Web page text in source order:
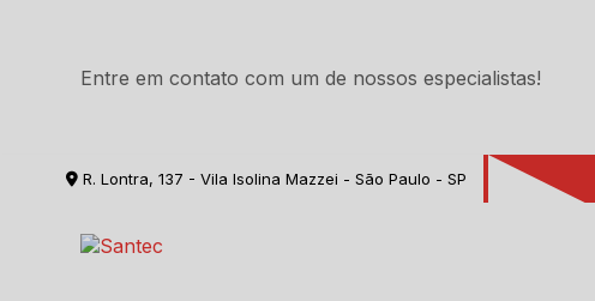
Entre em contato com um de nossos especialistas!
R. Lontra, 137 - Vila Isolina Mazzei - São Paulo - SP